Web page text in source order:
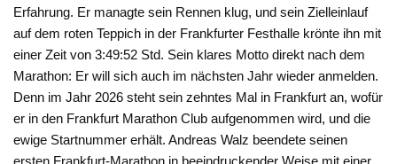
Erfahrung. Er managte sein Rennen klug, und sein Zielleinlauf
auf dem roten Teppich in der Frankfurter Festhalle krönte ihn mit
einer Zeit von 3:49:52 Std. Sein klares Motto direkt nach dem
Marathon: Er will sich auch im nächsten Jahr wieder anmelden.
Denn im Jahr 2026 steht sein zehntes Mal in Frankfurt an, wofür
er in den Frankfurt Marathon Club aufgenommen wird, und die
ewige Startnummer erhält. Andreas Walz beendete seinen